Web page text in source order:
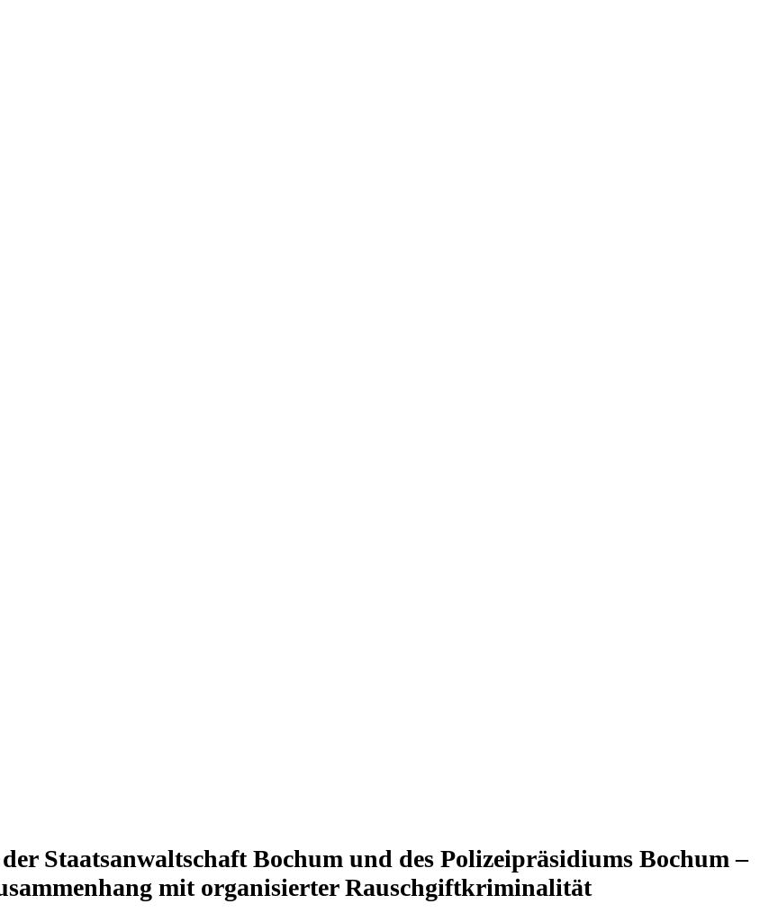
Staatsanwaltschaft Bochum und des Polizeipräsidiums Bochum –
mit organisierter Rauschgiftkriminalität